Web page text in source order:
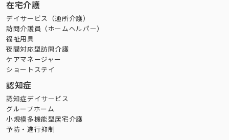
在宅介護
デイサービス（通所介護）
訪問介護員（ホームヘルパー）
福祉用具
夜間対応型訪問介護
ケアマネージャー
ショートステイ
認知症
認知症デイサービス
グループホーム
小規模多機能型居宅介護
予防・進行抑制